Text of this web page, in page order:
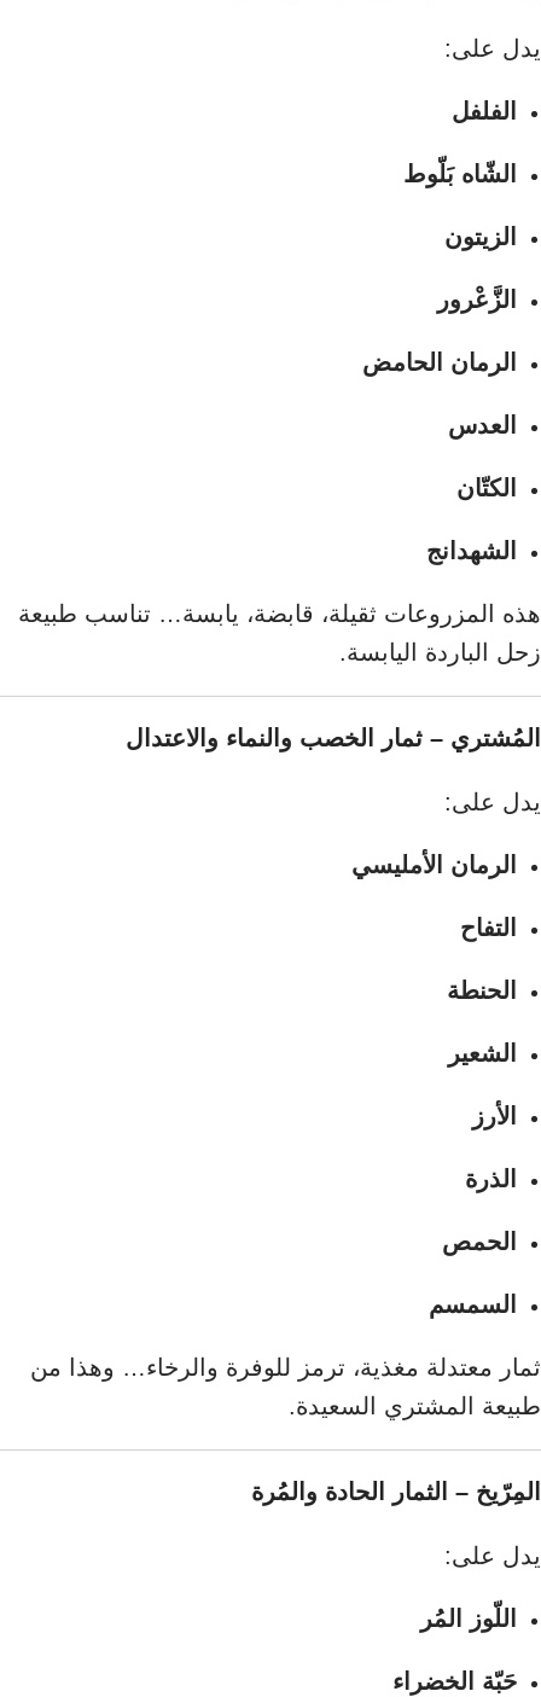
يدل على:
الفلفل
الشّاه بَلّوط
الزيتون
الزَّعْرور
الرمان الحامض
العدس
الكتّان
الشهدانج
هذه المزروعات ثقيلة، قابضة، يابسة… تناسب طبيعة
زحل الباردة اليابسة.
المُشتري – ثمار الخصب والنماء والاعتدال
يدل على:
الرمان الأمليسي
التفاح
الحنطة
الشعير
الأرز
الذرة
الحمص
السمسم
ثمار معتدلة مغذية، ترمز للوفرة والرخاء… وهذا من
طبيعة المشتري السعيدة.
المِرّيخ – الثمار الحادة والمُرة
يدل على:
اللّوز المُر
حَبّة الخضراء